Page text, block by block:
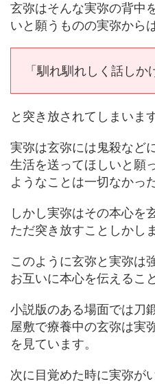
玄弥はそんな実弥の背中
いと願うものの実弥から
「馴れ馴れしく話しか
と突き放されてしまいます
実弥は玄弥には鬼殺など
生活を送ってほしいと願
ようなことは一切なかっ
しかし実弥はその本心を
ただ突き放すことしかし
このように玄弥と実弥は
お互いに本心を伝えるこ
小説版のある場面では刀
屋敷で療養中の玄弥は実
を見ています。
次に目覚めた時に実弥が